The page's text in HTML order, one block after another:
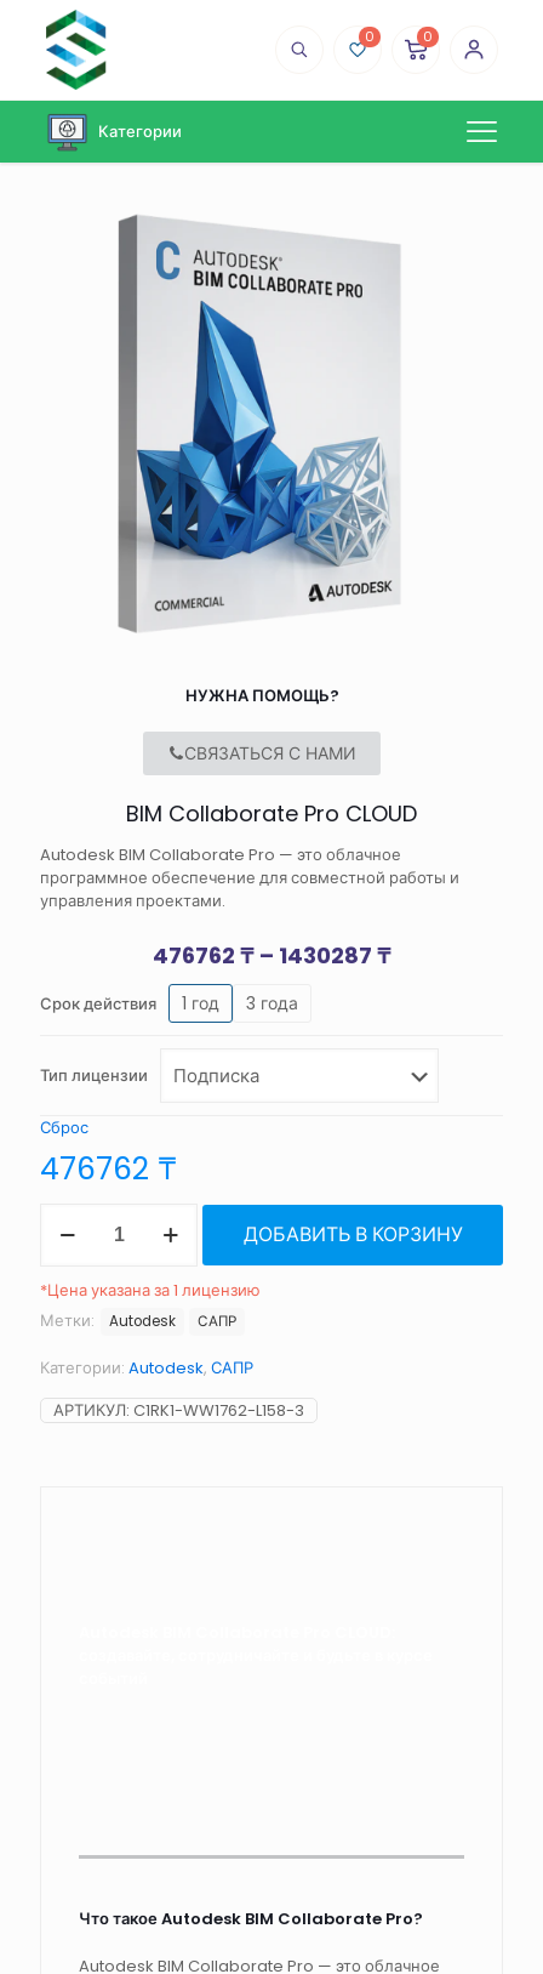
0 0
Категории
НУЖНА ПОМОЩЬ?
СВЯЗАТЬСЯ С НАМИ
BIM Collaborate Pro CLOUD
Autodesk BIM Collaborate Pro — это облачное
программное обеспечение для совместной работы и
управления проектами.
476762 ₸ – 1430287 ₸Диапазон
Срок действия 1 год 3 года
Тип лицензии
Сброс
476762 ₸
товара
Collaborate
Pro
CLOUD
ДОБАВИТЬ В КОРЗИНУ
*Цена указана за 1 лицензию
Метки:
Autodesk САПР
Категории: Autodesk, САПР
АРТИКУЛ: C1RK1-WW1762-L158-3
Что такое Autodesk BIM Collaborate Pro?
Autodesk BIM Collaborate Pro — это облачное